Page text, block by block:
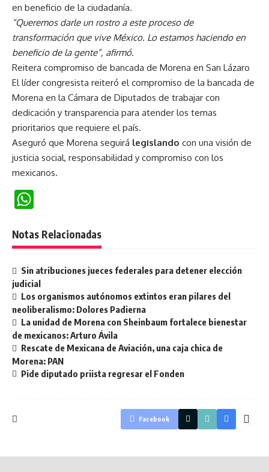
en beneficio de la ciudadanía.
“Queremos darle un rostro a este proceso de
transformación que vive México. Lo estamos haciendo en
beneficio de la gente”, afirmó.
Reitera compromiso de bancada de Morena en San Lázaro
El líder congresista reiteró el compromiso de la bancada de
Morena en la Cámara de Diputados de trabajar con
dedicación y transparencia para atender los temas
prioritarios que requiere el país.
Aseguró que Morena seguirá legislando con una visión de
justicia social, responsabilidad y compromiso con los
mexicanos.
Notas Relacionadas
Sin atribuciones jueces federales para detener elección
judicial
Los organismos autónomos extintos eran pilares del
neoliberalismo: Dolores Padierna
La unidad de Morena con Sheinbaum fortalece bienestar
de mexicanos: Arturo Ávila
Rescate de Mexicana de Aviación, una caja chica de
Morena: PAN
Pide diputado priista regresar el Fonden
Facebook